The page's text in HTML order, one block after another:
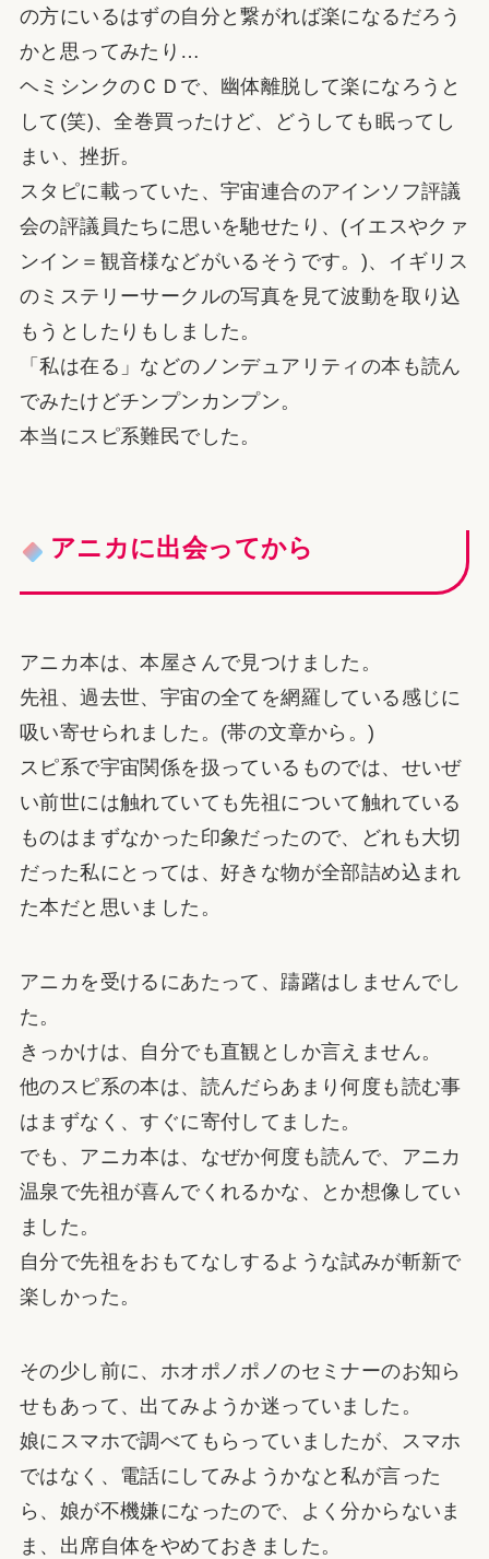
の方にいるはずの自分と繋がれば楽になるだろう
かと思ってみたり…
ヘミシンクのＣＤで、幽体離脱して楽になろうと
して(笑)、全巻買ったけど、どうしても眠ってし
まい、挫折。
スタピに載っていた、宇宙連合のアインソフ評議
会の評議員たちに思いを馳せたり、(イエスやクァ
ンイン＝観音様などがいるそうです。)、イギリス
のミステリーサークルの写真を見て波動を取り込
もうとしたりもしました。
「私は在る」などのノンデュアリティの本も読ん
でみたけどチンプンカンプン。
本当にスピ系難民でした。
アニカに出会ってから
アニカ本は、本屋さんで見つけました。
先祖、過去世、宇宙の全てを網羅している感じに
吸い寄せられました。(帯の文章から。)
スピ系で宇宙関係を扱っているものでは、せいぜ
い前世には触れていても先祖について触れている
ものはまずなかった印象だったので、どれも大切
だった私にとっては、好きな物が全部詰め込まれ
た本だと思いました。
アニカを受けるにあたって、躊躇はしませんでし
た。
きっかけは、自分でも直観としか言えません。
他のスピ系の本は、読んだらあまり何度も読む事
はまずなく、すぐに寄付してました。
でも、アニカ本は、なぜか何度も読んで、アニカ
温泉で先祖が喜んでくれるかな、とか想像してい
ました。
自分で先祖をおもてなしするような試みが斬新で
楽しかった。
その少し前に、ホオポノポノのセミナーのお知ら
せもあって、出てみようか迷っていました。
娘にスマホで調べてもらっていましたが、スマホ
ではなく、電話にしてみようかなと私が言った
ら、娘が不機嫌になったので、よく分からないま
ま、出席自体をやめておきました。